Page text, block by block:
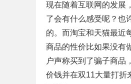
现在随着互联网的发展
了会有什么感受呢？也
的。而淘宝和天猫最近
商品的性价比如果没有
户声称买到了骗子商品
价钱并在双11大量打折